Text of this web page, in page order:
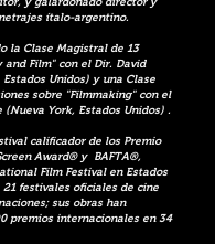
ítalo-argentino.
la Clase Magistral de 13
and Film" con el Dir. David
Unidos) y una Clase
sobre "Filmmaking" con el
(Nueva York, Estados Unidos) .
calificador de los Premio
Award® y BAFTA®,
Film Festival en Estados
21 festivales oficiales de cine
sus obras han
premios internacionales en 34